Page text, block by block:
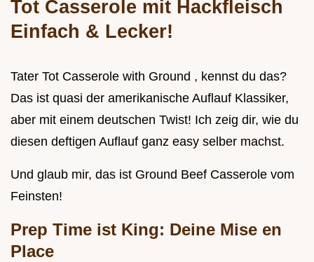
Tot Casserole mit Hackfleisch
Einfach & Lecker!
Tater Tot Casserole with Ground , kennst du das?
Das ist quasi der amerikanische Auflauf Klassiker,
aber mit einem deutschen Twist! Ich zeig dir, wie du
diesen deftigen Auflauf ganz easy selber machst.
Und glaub mir, das ist Ground Beef Casserole vom
Feinsten!
Prep Time ist King: Deine Mise en
Place